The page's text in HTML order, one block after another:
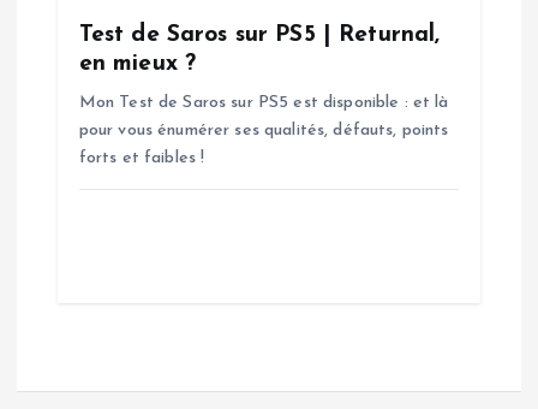
Test de Saros sur PS5 | Returnal,
en mieux ?
Mon Test de Saros sur PS5 est disponible : et là
pour vous énumérer ses qualités, défauts, points
forts et faibles !